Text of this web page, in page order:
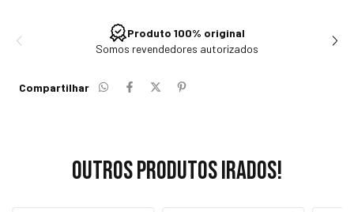
Produto 100% original
Somos revendedores autorizados
Compartilhar
Outros produtos irados!